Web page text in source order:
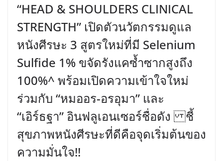
“HEAD & SHOULDERS CLINICAL
STRENGTH” เปิดตัวนวัตกรรมดูแล
หนังศีรษะ 3 สูตรใหม่ที่มี Selenium
Sulfide 1% ขจัดรังแคซ้ำซากสูงถึง
100%^ พร้อมเปิดความเข้าใจใหม่
ร่วมกับ “หมออร-อรอุมา” และ
“เอิร์ธฐา” อินฟลูเอนเซอร์ชื่อดัง ชี้
สุขภาพหนังศีรษะที่ดีคือจุดเริ่มต้นของ
ความมั่นใจ!!